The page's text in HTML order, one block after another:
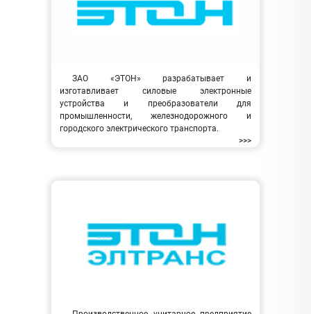
ЗАО «ЭТОН» разрабатывает и
изготавливает силовые электронные
устройства и преобразователи для
промышленности, железнодорожного и
городского электрического транспорта.
>>>